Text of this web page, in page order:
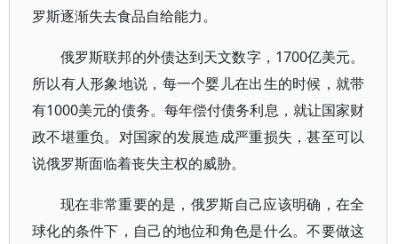
罗斯逐渐失去食品自给能力。
俄罗斯联邦的外债达到天文数字，1700亿美元。
所以有人形象地说，每一个婴儿在出生的时候，就带
有1000美元的债务。每年偿付债务利息，就让国家财
政不堪重负。对国家的发展造成严重损失，甚至可以
说俄罗斯面临着丧失主权的威胁。
现在非常重要的是，俄罗斯自己应该明确，在全
球化的条件下，自己的地位和角色是什么。不要做这